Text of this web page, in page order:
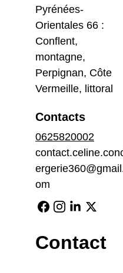
Contact
Pyrénées-
Orientales 66 :
Conflent,
montagne,
Perpignan, Côte
Vermeille, littoral
Contacts
0625820002
om